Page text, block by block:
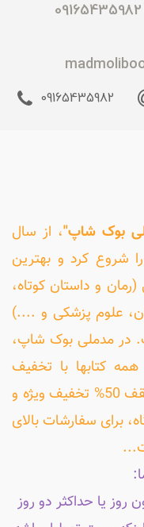
09165435982
بوک شاپ"، از سال
شروع کرد و بهترین
و داستان کوتاه،
علوم پزشکی و ....)
در مدملی بوک شاپ،
کتابها با تخفیف
انجام می شود و کلیه کتاب ها تا سقف 50% تخفیف ویژه و
برای سفارشات بالای
روز یا حداکثر دو روز